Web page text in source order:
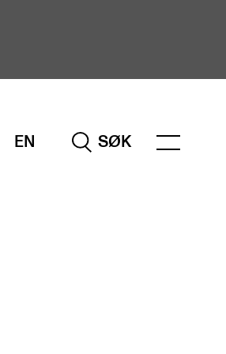
EN
SØK